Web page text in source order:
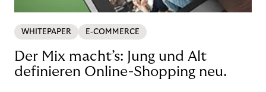
WHITEPAPER E-COMMERCE
Der Mix macht’s: Jung und Alt
definieren Online-Shopping neu.